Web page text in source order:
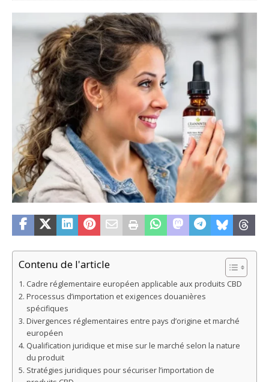
Contenu de l'article
Cadre réglementaire européen applicable aux produits CBD
Processus d’importation et exigences douanières
spécifiques
Divergences réglementaires entre pays d’origine et marché
européen
Qualification juridique et mise sur le marché selon la nature
du produit
Stratégies juridiques pour sécuriser l’importation de